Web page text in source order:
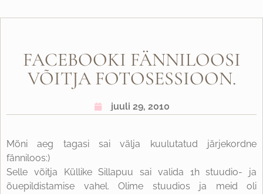
FACEBOOKI FÄNNILOOSI
VÕITJA FOTOSESSIOON.
juuli 29, 2010
Mõni aeg tagasi sai välja kuulutatud järjekordne
fänniloos:)
Selle võitja Küllike Sillapuu sai valida 1h stuudio- ja
õuepildistamise vahel. Olime stuudios ja meid oli